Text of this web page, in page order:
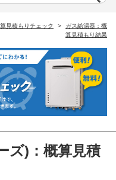
見積もりチェック
ガス給湯器：概
算見積もり結果
ズ)：概算見積